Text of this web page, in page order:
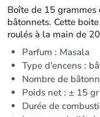
Boîte de 15 grammes
bâtonnets. Cette
roulés à la main de
Parfum : Masala
Type d'encens :
Nombre de
Poids net : ± 15 gr
Durée de